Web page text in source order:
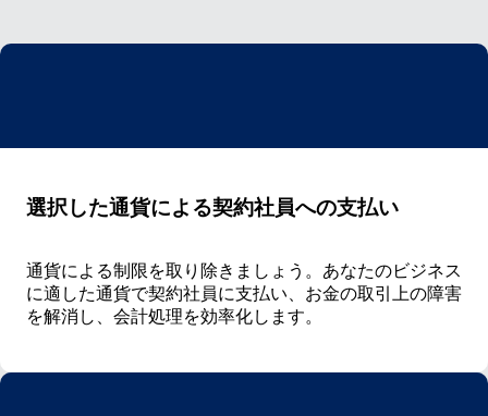
選択した通貨による契約社員への支払い
通貨による制限を取り除きましょう。あなたのビジネス
に適した通貨で契約社員に支払い、お金の取引上の障害
を解消し、会計処理を効率化します。